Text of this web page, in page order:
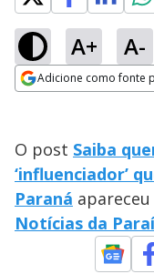
A+ A-
Adicione como fonte
O post Saiba
‘influenciador’
Paraná
Notícias da